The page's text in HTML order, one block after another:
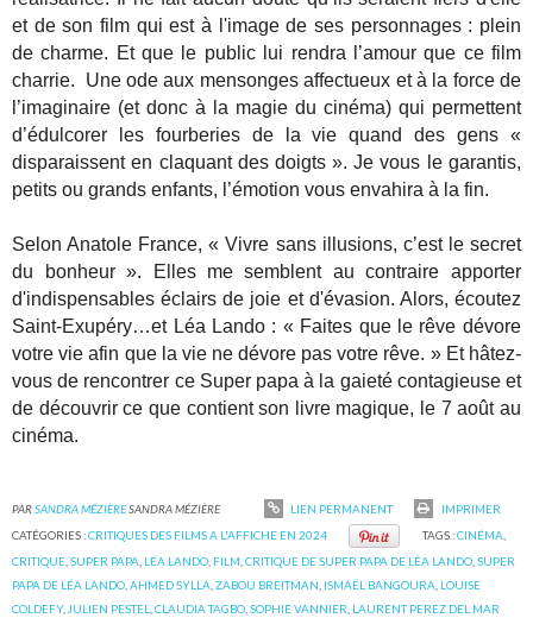
et de son film qui est à l'image de ses personnages : plein
de charme. Et que le public lui rendra l’amour que ce film
charrie. Une ode aux mensonges affectueux et à la force de
l’imaginaire (et donc à la magie du cinéma) qui permettent
d’édulcorer les fourberies de la vie quand des gens «
disparaissent en claquant des doigts ». Je vous le garantis,
petits ou grands enfants, l’émotion vous envahira à la fin.
Selon Anatole France, « Vivre sans illusions, c’est le secret
du bonheur ». Elles me semblent au contraire apporter
d'indispensables éclairs de joie et d'évasion. Alors, écoutez
Saint-Exupéry…et Léa Lando : « Faites que le rêve dévore
votre vie afin que la vie ne dévore pas votre rêve. » Et hâtez-
vous de rencontrer ce Super papa à la gaieté contagieuse et
de découvrir ce que contient son livre magique, le 7 août au
cinéma.
PARSANDRA MÉZIÈRESANDRA MÉZIÈRE LIEN PERMANENT
IMPRIMER
CATÉGORIES :CRITIQUES DES FILMS A L'AFFICHE EN 2024 TAGS :CINÉMA
CRITIQUE ,SUPER PAPA LÉA LANDO FILM ,CRITIQUE DE SUPER PAPA DE LÉA LANDO ,SUPER
PAPA DE LÉA LANDO ,AHMED SYLLA ,ZABOU BREITMAN ISMAËL BANGOURA LOUISE
COLDEFY, JULIEN PESTEL ,CLAUDIA TAGBO ,SOPHIE VANNIER LAURENT PEREZ DEL MAR